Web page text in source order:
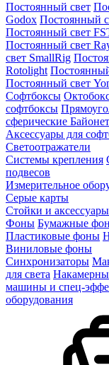
Постоянный свет
Godox Постоянный
Постоянный свет
Постоянный свет
свет SmallRig
Rotolight
Постоянный свет
Софтбоксы
софтбоксы
сферические
Аксессуары для
Светоотражатели
Системы крепления
подвесов
Измерительное
Серые карты
Стойки и
Фоны Бумажные
Пластиковые фоны
Виниловые фоны
Синхронизаторы
для света
машины и спец-
оборудования